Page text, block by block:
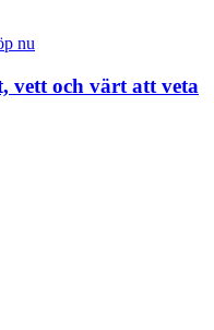
nu
vett och värt att veta